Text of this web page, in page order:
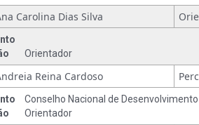
Carolina Dias Silva
Orientador
Reina Cardoso
Conselho Nacional de
Orientador